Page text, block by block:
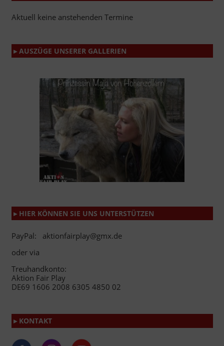
Aktuell keine anstehenden Termine
▸ AUSZÜGE UNSERER GALLERIEN
▸ HIER KÖNNEN SIE UNS UNTERSTÜTZEN
PayPal: aktionfairplay@gmx.de
oder via
Treuhandkonto:
Aktion Fair Play
DE69 1606 2008 6305 4850 02
▸ KONTAKT